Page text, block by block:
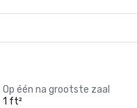
Op één na grootste zaal
1 ft²